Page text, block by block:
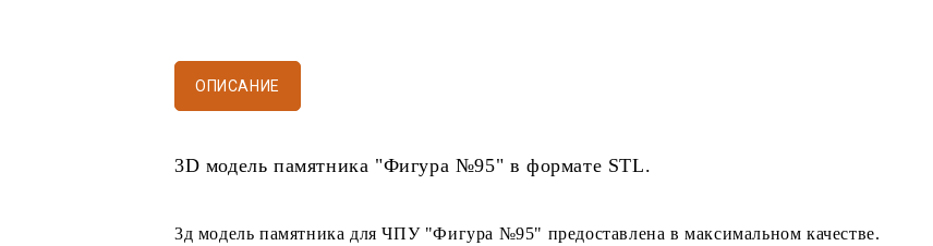
ОПИСАНИЕ
3D модель памятника "Фигура №95" в формате STL.
3д модель памятника дляЧПУ"Фигура №95" предоставлена в максимальном качестве.